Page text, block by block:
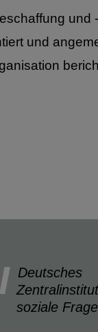
und
und
Deutsches
soziale